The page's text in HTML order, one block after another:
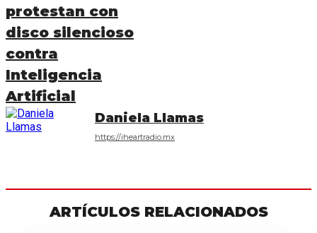
protestan con
disco silencioso
contra
Inteligencia
Artificial
Daniela Llamas
https://iheartradio.mx
ARTÍCULOS RELACIONADOS